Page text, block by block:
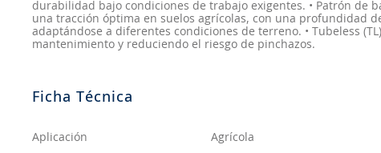
durabilidad bajo condiciones de trabajo exigentes. • Patrón de
una tracción óptima en suelos agrícolas, con una profundidad
adaptándose a diferentes condiciones de terreno. • Tubeless
mantenimiento y reduciendo el riesgo de pinchazos.
Aplicación Agrícola